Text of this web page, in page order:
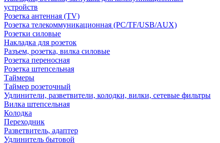
устройств
Розетка антенная (TV)
Розетка телекоммуникационная (PC/TF/USB/AUX)
Розетки силовые
Накладка для розеток
Разъем, розетка, вилка силовые
Розетка переносная
Розетка штепсельная
Таймеры
Таймер розеточный
Удлинители, разветвители, колодки, вилки, сетевые фильтры
Вилка штепсельная
Колодка
Переходник
Разветвитель, адаптер
Удлинитель бытовой